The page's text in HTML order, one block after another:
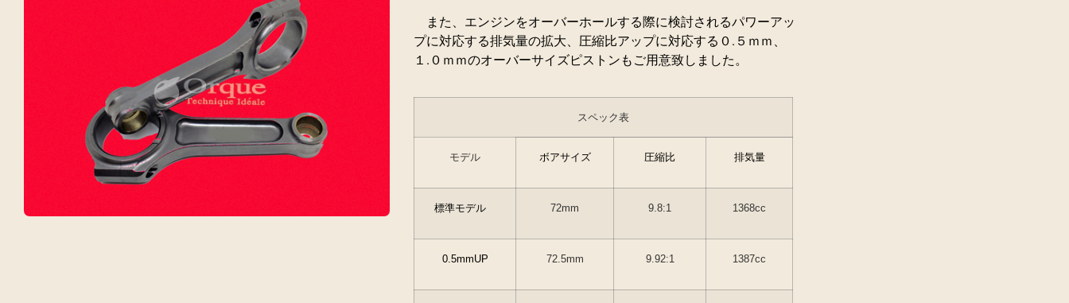
また、エンジンをオーバーホールする際に検討されるパワーアッ
プに対応する排気量の拡大、圧縮比アップに対応する０.５ｍｍ、
１.０ｍｍのオーバーサイズピストンもご用意致しました。
スペック表
モデル ボアサイズ 圧縮比 排気量
標準モデル 72mm 9.8:1 1368cc
0.5mmUP 72.5mm 9.92:1 1387cc